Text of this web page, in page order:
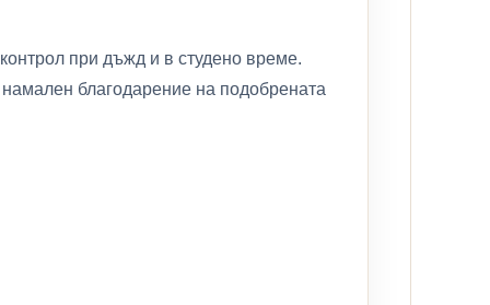
при дъжд и в студено време.
благодарение на подобрената